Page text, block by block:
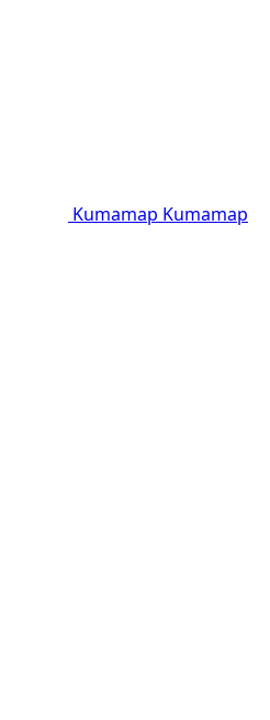
Kumamap Kumamap